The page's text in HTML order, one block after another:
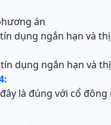
án
dụng ngắn hạn và
dụng ngắn hạn và
là đúng với cổ